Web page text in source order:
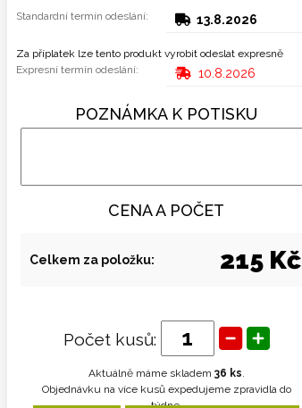
Standardní termín odeslání: 13.8.2026
Za příplatek lze tento produkt vyrobit odeslat expresně
Expresní termín odeslání:
10.8.2026
POZNÁMKA K POTISKU
CENA A POČET
Celkem za položku: 215 Kč
Počet kusů:
Aktuálně máme skladem 36 ks.
Objednávku na více kusů expedujeme zpravidla do